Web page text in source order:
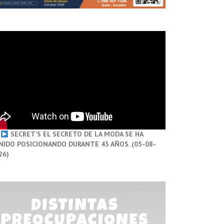
SECRET’S EL SECRETO DE LA MODA SE HA
POSICIONANDO DURANTE 43 AÑOS. (05-08-